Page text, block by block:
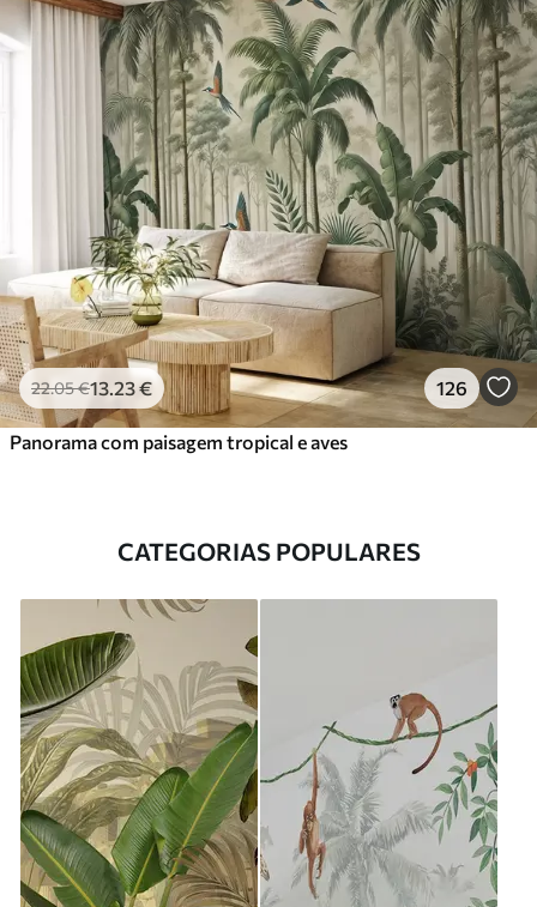
22.05€13 .23€ 126
Panorama com paisagem tropical e aves
CATEGORIAS POPULARES